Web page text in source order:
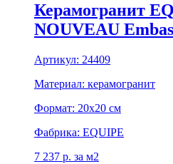
Керамогранит
NOUVEAU
Артикул: 24409
Материал: керамогранит
Формат: 20x20 см
Фабрика: EQUIPE
7 237 р. за м2